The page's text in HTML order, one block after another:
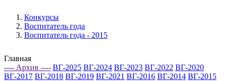
Конкурсы
Воспитатель года
Воспитатель года - 2015
Главная
---- Архив ---- ВГ-2025 ВГ-2024 ВГ-2023 ВГ-2022 ВГ-2020
ВГ-2017 ВГ-2018 ВГ-2019 ВГ-2021 ВГ-2016 ВГ-2014 ВГ-2015